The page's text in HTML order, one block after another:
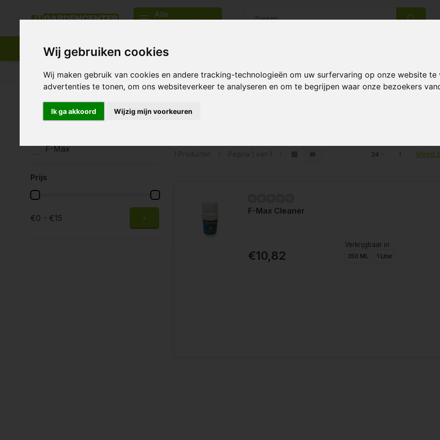
Wij gebruiken cookies
Wij maken gebruik van cookies en andere tracking-technologieën om uw surfervaring op onze website
advertenties te tonen, om ons websiteverkeer te analyseren en om te begrijpen waar onze bezoekers
Ik ga akkoord Wijzig mijn voorkeuren
Alle
categorieën
Passend assortiment Levering in heel Europa 14 Dagen retourrecht Beste klantenservice
Merken
F-Max
Prijs
€0 - €15
Producten getagd met Cleaner
Meest
F-Max Cleaner
€10,82
Verkrijgbaar in
250 ML 1 Liter